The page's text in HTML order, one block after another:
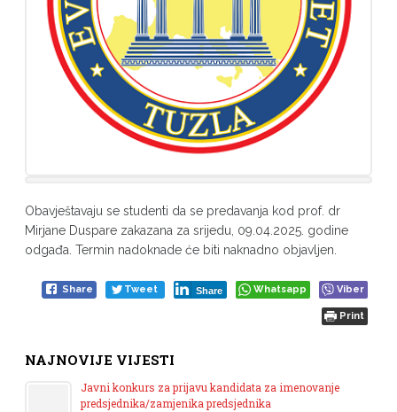
Obavještavaju se studenti da se predavanja kod prof. dr
Mirjane Duspare zakazana za srijedu, 09.04.2025. godine
odgađa. Termin nadoknade će biti naknadno objavljen.
Share Tweet Share Whatsapp Viber
Print
NAJNOVIJE VIJESTI
Javni konkurs za prijavu kandidata za imenovanje
predsjednika/zamjenika predsjednika